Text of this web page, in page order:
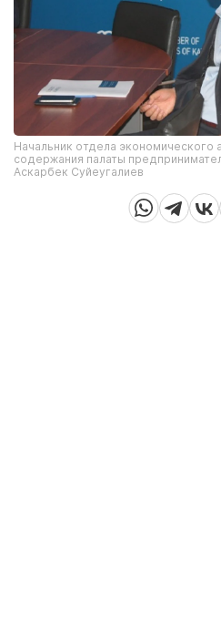
Начальник отдела экономического
содержания палаты
Аскарбек Суйеугалиев